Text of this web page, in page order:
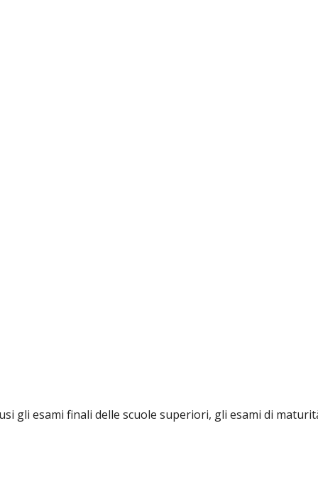
gli esami finali delle scuole superiori, gli esami di